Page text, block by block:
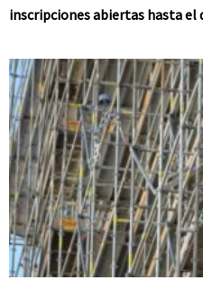
inscripciones abiertas hasta el